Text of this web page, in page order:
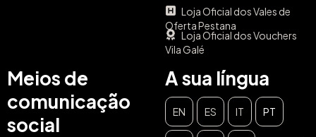
Loja Oficial dos Vales de
Oferta Pestana
Loja Oficial dos Vouchers
Vila Galé
Meios de
comunicação
social
A sua língua
EN ES IT PT